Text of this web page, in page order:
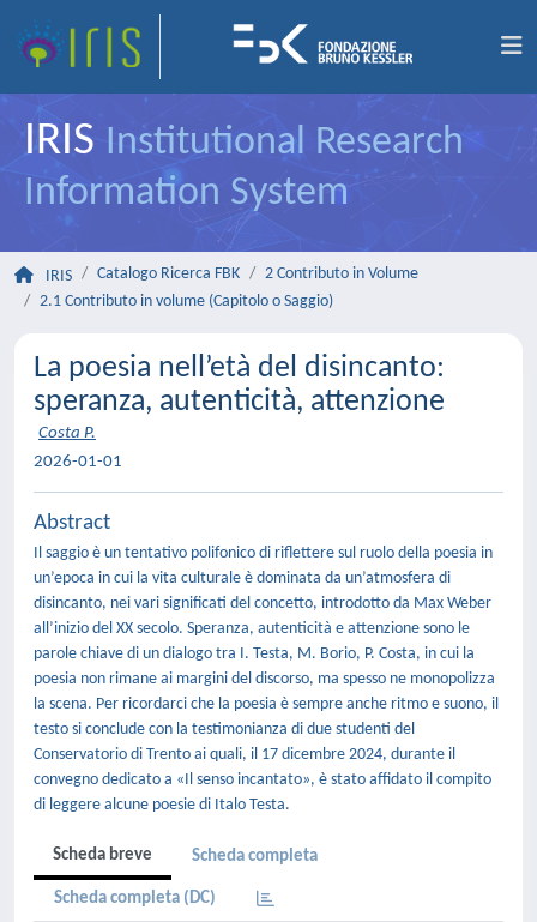
IRIS Institutional Research
Information System
IRIS Catalogo Ricerca FBK
2 Contributo in Volume
2.1 Contributo in volume (Capitolo o Saggio)
La poesia nell’età del disincanto:
speranza, autenticità, attenzione
Costa P.
2026-01-01
Abstract
Il saggio è un tentativo polifonico di riflettere sul ruolo della poesia in
un’epoca in cui la vita culturale è dominata da un’atmosfera di
disincanto, nei vari significati del concetto, introdotto da Max Weber
all’inizio del XX secolo. Speranza, autenticità e attenzione sono le
parole chiave di un dialogo tra I. Testa, M. Borio, P. Costa, in cui la
poesia non rimane ai margini del discorso, ma spesso ne monopolizza
la scena. Per ricordarci che la poesia è sempre anche ritmo e suono, il
testo si conclude con la testimonianza di due studenti del
Conservatorio di Trento ai quali, il 17 dicembre 2024, durante il
convegno dedicato a «Il senso incantato», è stato affidato il compito
di leggere alcune poesie di Italo Testa.
Scheda breve Scheda completa
Scheda completa (DC)